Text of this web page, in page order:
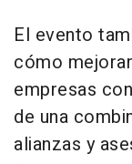
El evento
cómo
empresas
de una
alianzas y